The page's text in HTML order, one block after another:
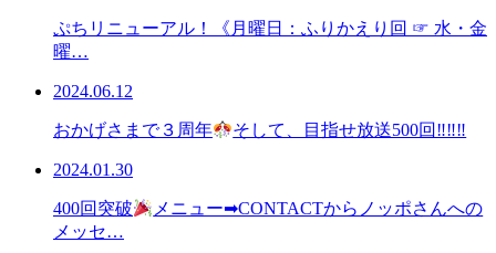
ぷちリニューアル！《月曜日：ふりかえり回 ☞ 水・金
曜…
2024.06.12
おかげさまで３周年 そして、目指せ放送500回‼‼‼
2024.01.30
400回突破
メニュー➡CONTACTからノッポさんへの
メッセ…